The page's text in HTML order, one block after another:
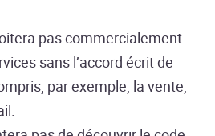
pas commercialement
sans l’accord écrit de
par exemple, la vente,